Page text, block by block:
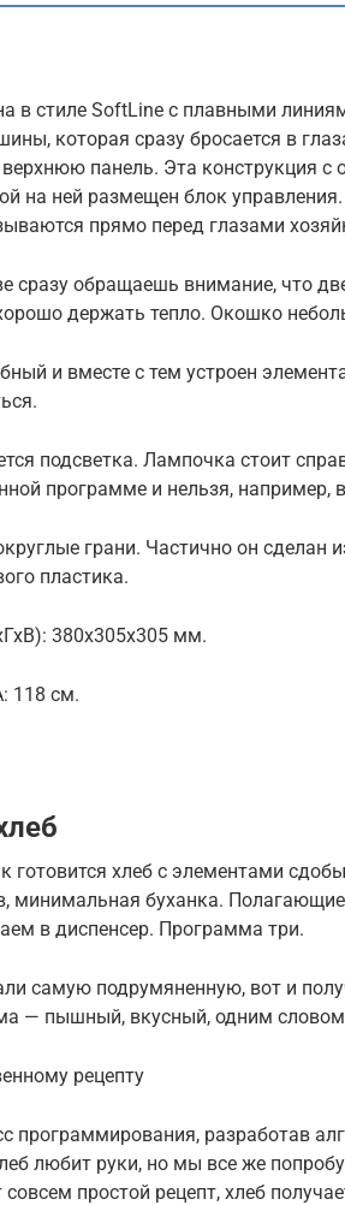
в стиле SoftLine с плавными
которая сразу бросается в
панель. Эта конструкция с
на ней размещен блок
прямо перед глазами
сразу обращаешь внимание, что
держать тепло. Окошко
и вместе с тем устроен
подсветка. Лампочка стоит
программе и нельзя, например,
грани. Частично он сделан
пластика.
380х305х305 мм.
118 см.
готовится хлеб с элементами
минимальная буханка.
в диспенсер. Программа три.
самую подрумяненную, вот и
— пышный, вкусный, одним словом
рецепту
программирования, разработав
любит руки, но мы все же
совсем простой рецепт, хлеб